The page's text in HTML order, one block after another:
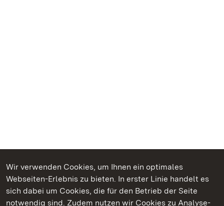
Wir verwenden Cookies, um Ihnen ein optimales
Webseiten-Erlebnis zu bieten. In erster Linie handelt es
sich dabei um Cookies, die für den Betrieb der Seite
notwendig sind. Zudem nutzen wir Cookies zu Analyse-
Kommen. Staunen. Genießen.